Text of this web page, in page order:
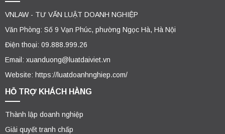
VNLAW - TƯ VẤN LUẬT DOANH NGHIỆP
Văn Phòng: Số 9 Vạn Phúc, phường Ngọc Hà, Hà Nội
Điện thoại: 09.888.999.26
Email: xuanduong@luatdaiviet.vn
Website: https://luatdoanhnghiep.com/
HỖ TRỢ KHÁCH HÀNG
Thành lập doanh nghiệp
Giải quyết tranh chấp